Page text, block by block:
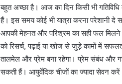
बहुत अच्छा है। आज का दिन किसी भी
हैं। इस समय कोई भी यात्रा करना परेशानी दे
आपकी मेहनत और परिश्रम का सही फल मिलने
को रिसर्च, पढ़ाई या खोज से जुड़े कामों में
तालमेल और प्रेम बना रहेगा। प्रेम संबंध और
सकती हैं। आयुर्वेदिक चीजों का ज्यादा सेवन